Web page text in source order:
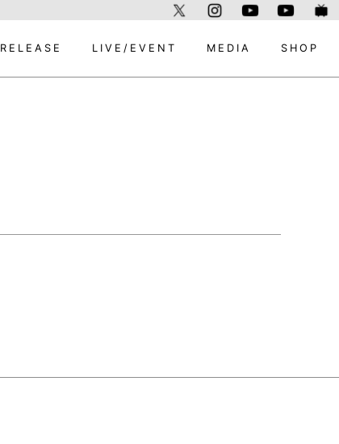
RELEASE LIVE/EVENT MEDIA SHOP